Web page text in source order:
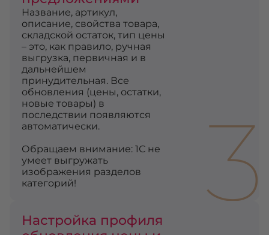
Название, артикул,
описание, свойства товара,
складской остаток, тип цены
– это, как правило, ручная
выгрузка, первичная и в
дальнейшем
принудительная. Все
обновления (цены, остатки,
новые товары) в
последствии появляются
автоматически.
Обращаем внимание: 1С не
умеет выгружать
изображения разделов
категорий!
3
Настройка профиля